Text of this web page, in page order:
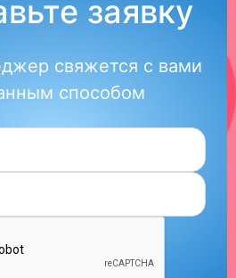
заявку
свяжется с вами
способом